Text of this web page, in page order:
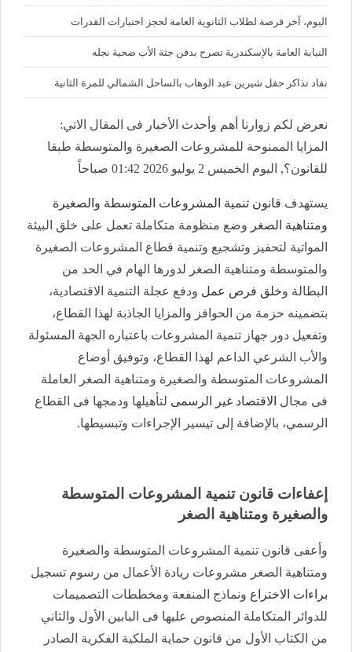
اليوم، آخر فرصة لطلاب الثانوية العامة لحجز اختبارات القدرات
النيابة العامة بالإسكندرية تصرح بدفن جثة الأب ضحية نجله
نفاد تذاكر حفل شيرين عبد الوهاب بالساحل الشمالي للمرة الثانية
نعرض لكم زوارنا أهم وأحدث الأخبار فى المقال الاتي:
المزايا الممنوحة للمشروعات الصغيرة والمتوسطة طبقا
للقانون؟, اليوم الخميس 2 يوليو 2026 01:42 صباحاً
يستهدف قانون تنمية المشروعات المتوسطة والصغيرة
ومتناهية الصغر وضع منظومة متكاملة تعمل على خلق البيئة
المواتية لتحفيز وتشجيع وتنمية قطاع المشروعات الصغيرة
والمتوسطة ومتناهية الصغر لدورها الهام في الحد من
البطالة وخلق فرص عمل ودفع عجلة التنمية الاقتصادية،
بتضمينه حزمة من الحوافز والمزايا الجاذبة لهذا القطاع،
وتفعيل دور جهاز تنمية المشروعات باعتباره الجهة المسئولة
والأب الشرعي الداعم لهذا القطاع، وتوفيق أوضاع
المشروعات المتوسطة والصغيرة ومتناهية الصغر العاملة
فى مجال الاقتصاد غير الرسمى لتأهيلها ودمجها فى القطاع
الرسمي، بالإضافة إلى تيسير الإجراءات وتبسيطها.
إعفاءات قانون تنمية المشروعات المتوسطة
والصغيرة ومتناهية الصغر
وأعفى قانون تنمية المشروعات المتوسطة والصغيرة
ومتناهية الصغر مشروعات ريادة الأعمال من رسوم تسجيل
براءات الاختراع ونماذج المنفعة ومخططات التصميمات
للدوائر المتكاملة المنصوص عليها فى البابين الأول والثاني
من الكتاب الأول من قانون حماية الملكية الفكرية الصادر